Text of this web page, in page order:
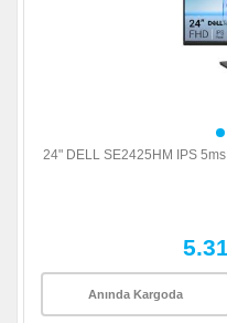
24" DELL SE2425HM IPS
Anında Kargoda